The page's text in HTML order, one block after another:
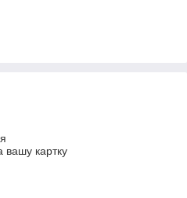
вашу картку